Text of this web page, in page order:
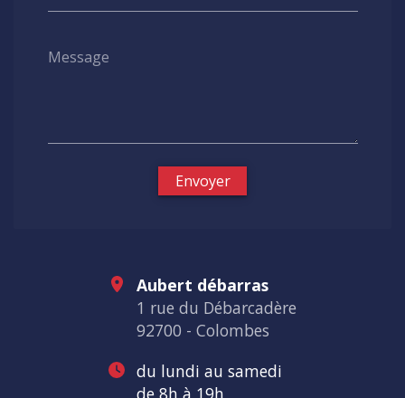
Message
Envoyer
Aubert débarras
1 rue du Débarcadère
92700 - Colombes
du lundi au samedi